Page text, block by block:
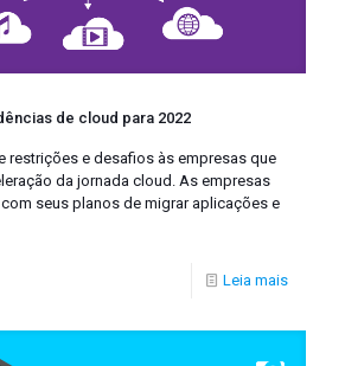
de cloud para 2022
restrições e desafios às empresas que
da jornada cloud. As empresas
seus planos de migrar aplicações e
Leia mais